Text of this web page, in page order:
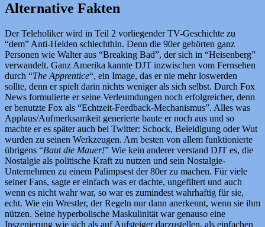
Alternative Fakten
Der Teleholiker wird in Teil 2 vorliegender TV-Geschichte zu
“dem” Anti-Helden schlechthin. Denn die 90er gehörten ganz
Personen wie Walter aus “Breaking Bad”, der sich in “Heisenberg”
verwandelt. Ganz Amerika kannte DJT inzwischen vom Fernsehen
durch “The Apprentice“, ein Image, das er nie mehr loswerden
sollte, denn er spielt darin nichts weniger als sich selbst. Durch Fox
News formulierte er seine Verleumdungen noch erfolgreicher, denn
er benutzte Fox als “Echtzeit-Feedback-Mechanismus”. Alles was
Applaus/Aufmerksamkeit generierte baute er noch aus und so
machte er es später auch bei Twitter: Schock, Beleidigung oder Wut
wurden zu seinen Werkzeugen. Am besten von allem funktionierte
übrigens “Baut die Mauer!” Wie kein anderer verstand DJT es, die
Nostalgie als politische Kraft zu nutzen und sein Nostalgie-
Unternehmen zu einem Palimpsest der 80er zu machen. Für viele
seiner Fans, sagte er einfach was er dachte, ungefiltert und auch
wenn es nicht wahr war, so war es zumindest wahrhaftig für sie,
echt. Wie ein Wrestler, der Regeln nur dann anerkennt, wenn sie ihm
nützen. Seine hyperbolische Maskulinität war genauso eine
Inszenierung wie sich als auf Aufsteiger darzustellen, als einfachen